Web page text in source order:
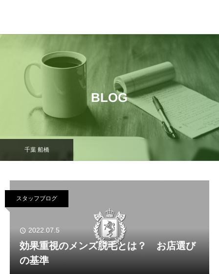
BLOG
千葉 船橋
スタッフブログ
2022.07.5
効果重視のメンズ脱毛とは？ お店選び
の基準